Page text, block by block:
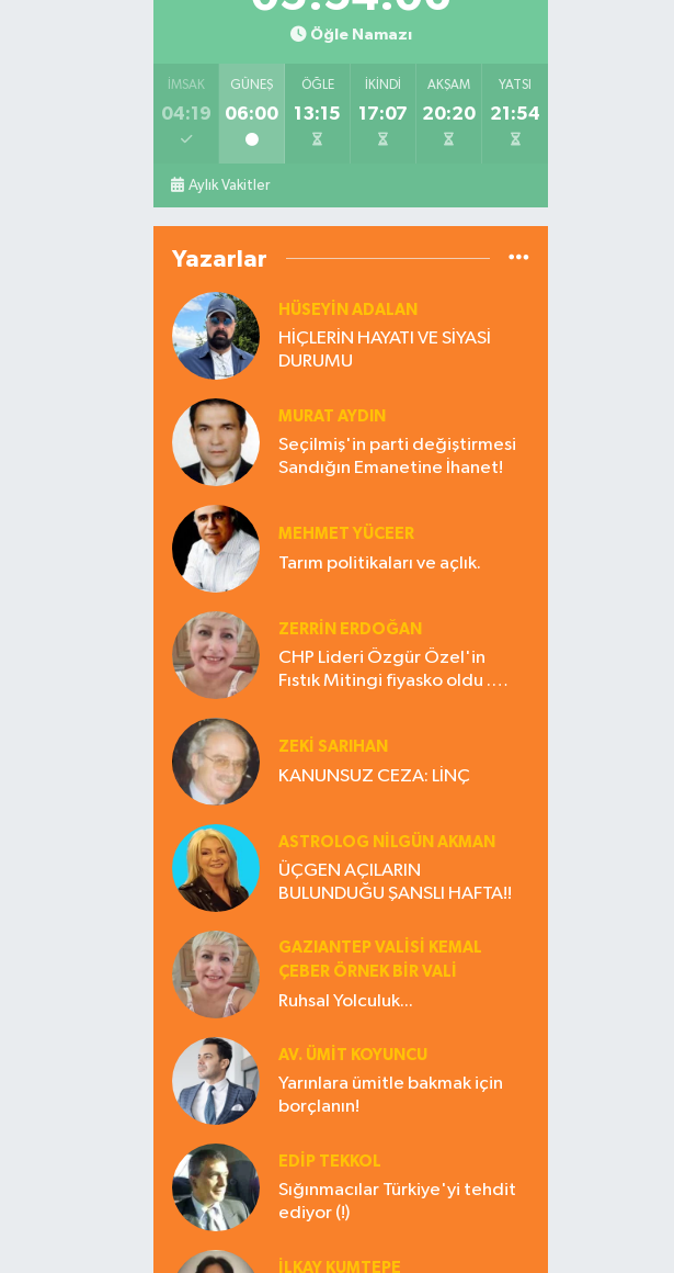
Öğle Namazı
İMSAK
04:19
GÜNEŞ
06:00
ÖĞLE
13:15
İKINDI
17:07
AKŞAM
20:20
YATSI
21:54
Aylık Vakitler
Yazarlar
HÜSEYIN ADALAN
HİÇLERİN HAYATI VE SİYASİ
DURUMU
MURAT AYDIN
Seçilmiş'in parti değiştirmesi
Sandığın Emanetine İhanet!
MEHMET YÜCEER
Tarım politikaları ve açlık.
ZERRIN ERDOĞAN
CHP Lideri Özgür Özel'in
Fıstık Mitingi fiyasko oldu .
ZEKI SARIHAN
KANUNSUZ CEZA: LİNÇ
ASTROLOG NILGÜN AKMAN
ÜÇGEN AÇILARIN
BULUNDUĞU ŞANSLI HAFTA!!
GAZIANTEP VALISI KEMAL
ÇEBER ÖRNEK BİR VALİ
Ruhsal Yolculuk...
AV. ÜMIT KOYUNCU
Yarınlara ümitle bakmak için
borçlanın!
EDIP TEKKOL
Sığınmacılar Türkiye'yi tehdit
ediyor (!)
İLKAY KUMTEPE